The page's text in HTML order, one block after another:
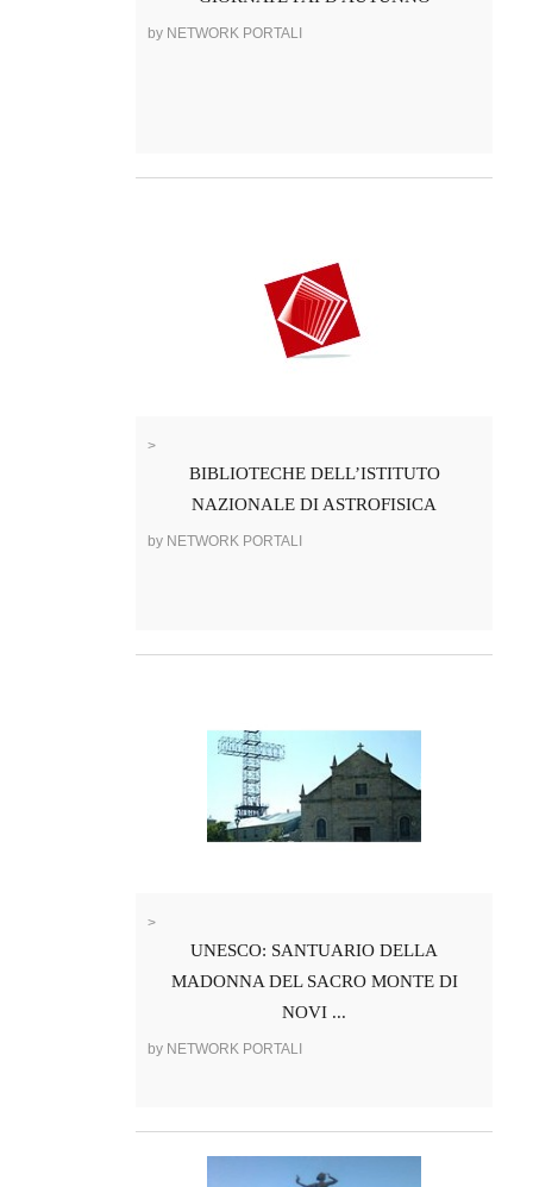
by NETWORK PORTALI
>
BIBLIOTECHE DELL’ISTITUTO
NAZIONALE DI ASTROFISICA
by NETWORK PORTALI
>
UNESCO: SANTUARIO DELLA
MADONNA DEL SACRO MONTE DI
NOVI ...
by NETWORK PORTALI